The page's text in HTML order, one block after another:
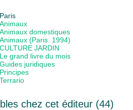
Paris
Animaux
Animaux domestiques
Animaux (Paris. 1994)
CULTURE JARDIN
Le grand livre du mois
Guides juridiques
Principes
Terrario
chez cet éditeur (44)